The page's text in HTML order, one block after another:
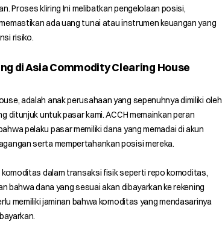
Proses kliring Ini melibatkan pengelolaan posisi,
ada uang tunai atau instrumen keuangan yang
risiko.
di Asia Commodity Clearing House
adalah anak perusahaan yang sepenuhnya dimiliki oleh
ditunjuk untuk pasar kami. ACCH memainkan peran
pelaku pasar memiliki dana yang memadai di akun
serta mempertahankan posisi mereka.
komoditas dalam transaksi fisik seperti repo komoditas,
bahwa dana yang sesuai akan dibayarkan ke rekening
memiliki jaminan bahwa komoditas yang mendasarinya